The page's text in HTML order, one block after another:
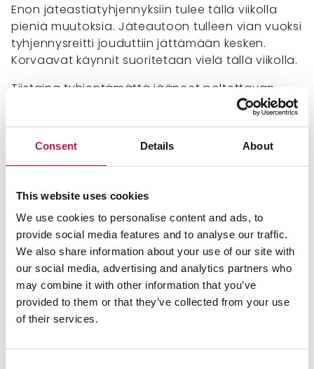
Consent Details About
This website uses cookies
We use cookies to personalise content and ads, to
provide social media features and to analyse our traffic.
We also share information about your use of our site with
our social media, advertising and analytics partners who
may combine it with other information that you’ve
provided to them or that they’ve collected from your use
of their services.
Enon jäteastiatyhjennyksiin tulee tällä viikolla
pieniä muutoksia. Jäteautoon tulleen vian vuoksi
tyhjennysreitti jouduttiin jättämään kesken.
Korvaavat käynnit suoritetaan vielä tällä viikolla.
Tiistaina tyhjentämättä jääneet poltettavan
jätteen astiat tyhjennetään poikkeuksellisesti
biojätteen tyhjennyspäivä on tiistain sijaan
tyhjennetään vasta seuraavan suunnitellun ajon
Tyhjennysaikataulusta
poiketaan tarpeen tullessa
Tiesitkö, että jäteautomme ajavat viikoittain
tuhansia kilometrejä? Urakoitsijakumppanimme